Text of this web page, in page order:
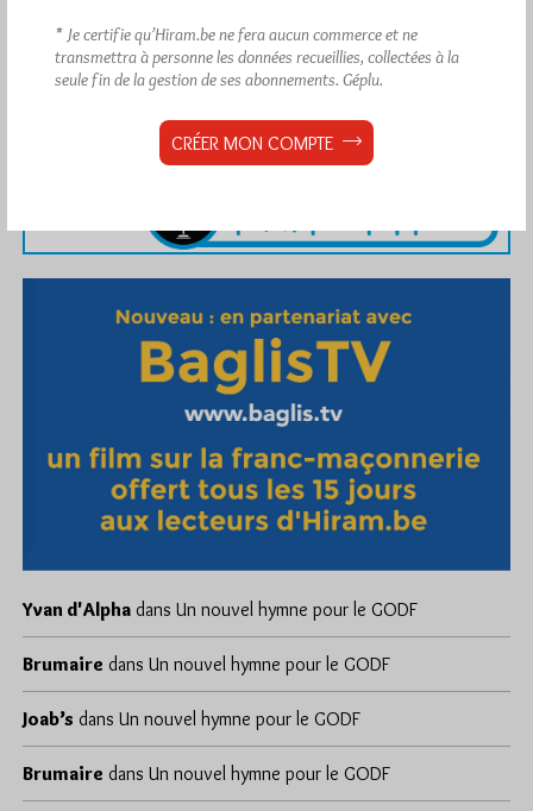
Yvan d'Alpha dans Un nouvel hymne pour le GODF
Brumaire dans Un nouvel hymne pour le GODF
Joab’s dans Un nouvel hymne pour le GODF
Brumaire dans Un nouvel hymne pour le GODF
* Je certifie qu’Hiram.be ne fera aucun commerce et ne
transmettra à personne les données recueillies, collectées à la
seule fin de la gestion de ses abonnements. Géplu.
CRÉER MON COMPTE